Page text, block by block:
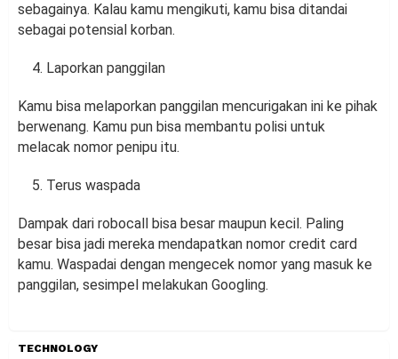
sebagainya. Kalau kamu mengikuti, kamu bisa ditandai
sebagai potensial korban.
Laporkan panggilan
Kamu bisa melaporkan panggilan mencurigakan ini ke pihak
berwenang. Kamu pun bisa membantu polisi untuk
melacak nomor penipu itu.
Terus waspada
Dampak dari robocall bisa besar maupun kecil. Paling
besar bisa jadi mereka mendapatkan nomor credit card
kamu. Waspadai dengan mengecek nomor yang masuk ke
panggilan, sesimpel melakukan Googling.
TECHNOLOGY